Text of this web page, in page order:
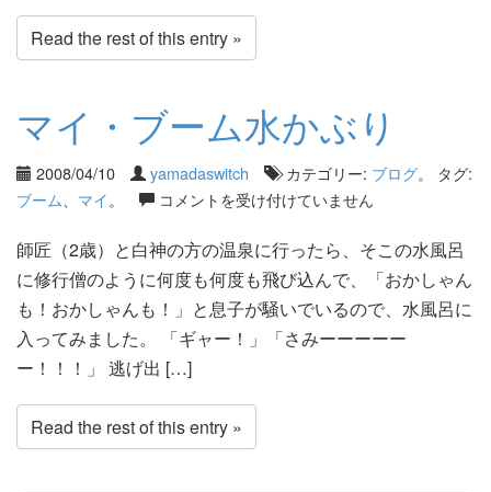
Read the rest of this entry »
マイ・ブーム水かぶり
2008/04/10 yamadaswitch カテゴリー: ブログ。 タグ:
ブーム
マイ。 コメントを受け付けていません
師匠（2歳）と白神の方の温泉に行ったら、そこの水風呂
に修行僧のように何度も何度も飛び込んで、「おかしゃん
も！おかしゃんも！」と息子が騒いでいるので、水風呂に
入ってみました。 「ギャー！」「さみーーーーー
ー！！！」 逃げ出 […]
Read the rest of this entry »